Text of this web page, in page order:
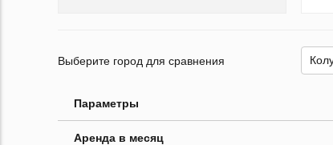
Выберите город для сравнения
Параметры
Аренда в месяц